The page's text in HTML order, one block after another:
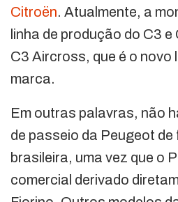
Citroën. Atualmente, a
linha de produção do C3
C3 Aircross, que é o novo
marca.
Em outras palavras, não
de passeio da Peugeot
brasileira, uma vez que o
comercial derivado